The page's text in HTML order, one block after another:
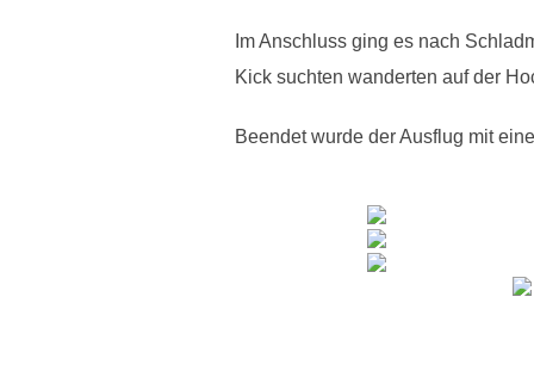
Im Anschluss ging es nach
Kick suchten wanderten auf der
Beendet wurde der Ausflug mit